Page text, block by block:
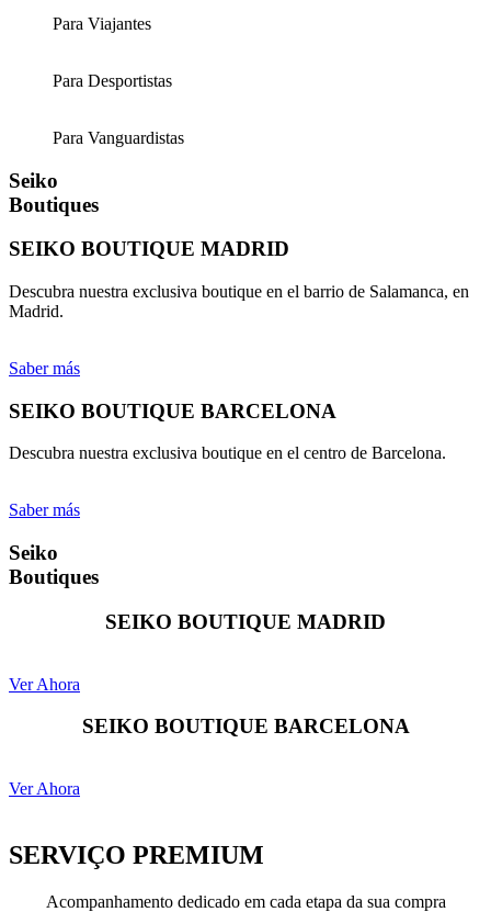
Para Viajantes
Para Desportistas
Para Vanguardistas
Seiko
Boutiques
SEIKO BOUTIQUE MADRID
Descubra nuestra exclusiva boutique en el barrio de Salamanca, en
Madrid.
Saber más
SEIKO BOUTIQUE BARCELONA
Descubra nuestra exclusiva boutique en el centro de Barcelona.
Saber más
Seiko
Boutiques
SEIKO BOUTIQUE MADRID
Ver Ahora
SEIKO BOUTIQUE BARCELONA
Ver Ahora
SERVIÇO PREMIUM
Acompanhamento dedicado em cada etapa da sua compra